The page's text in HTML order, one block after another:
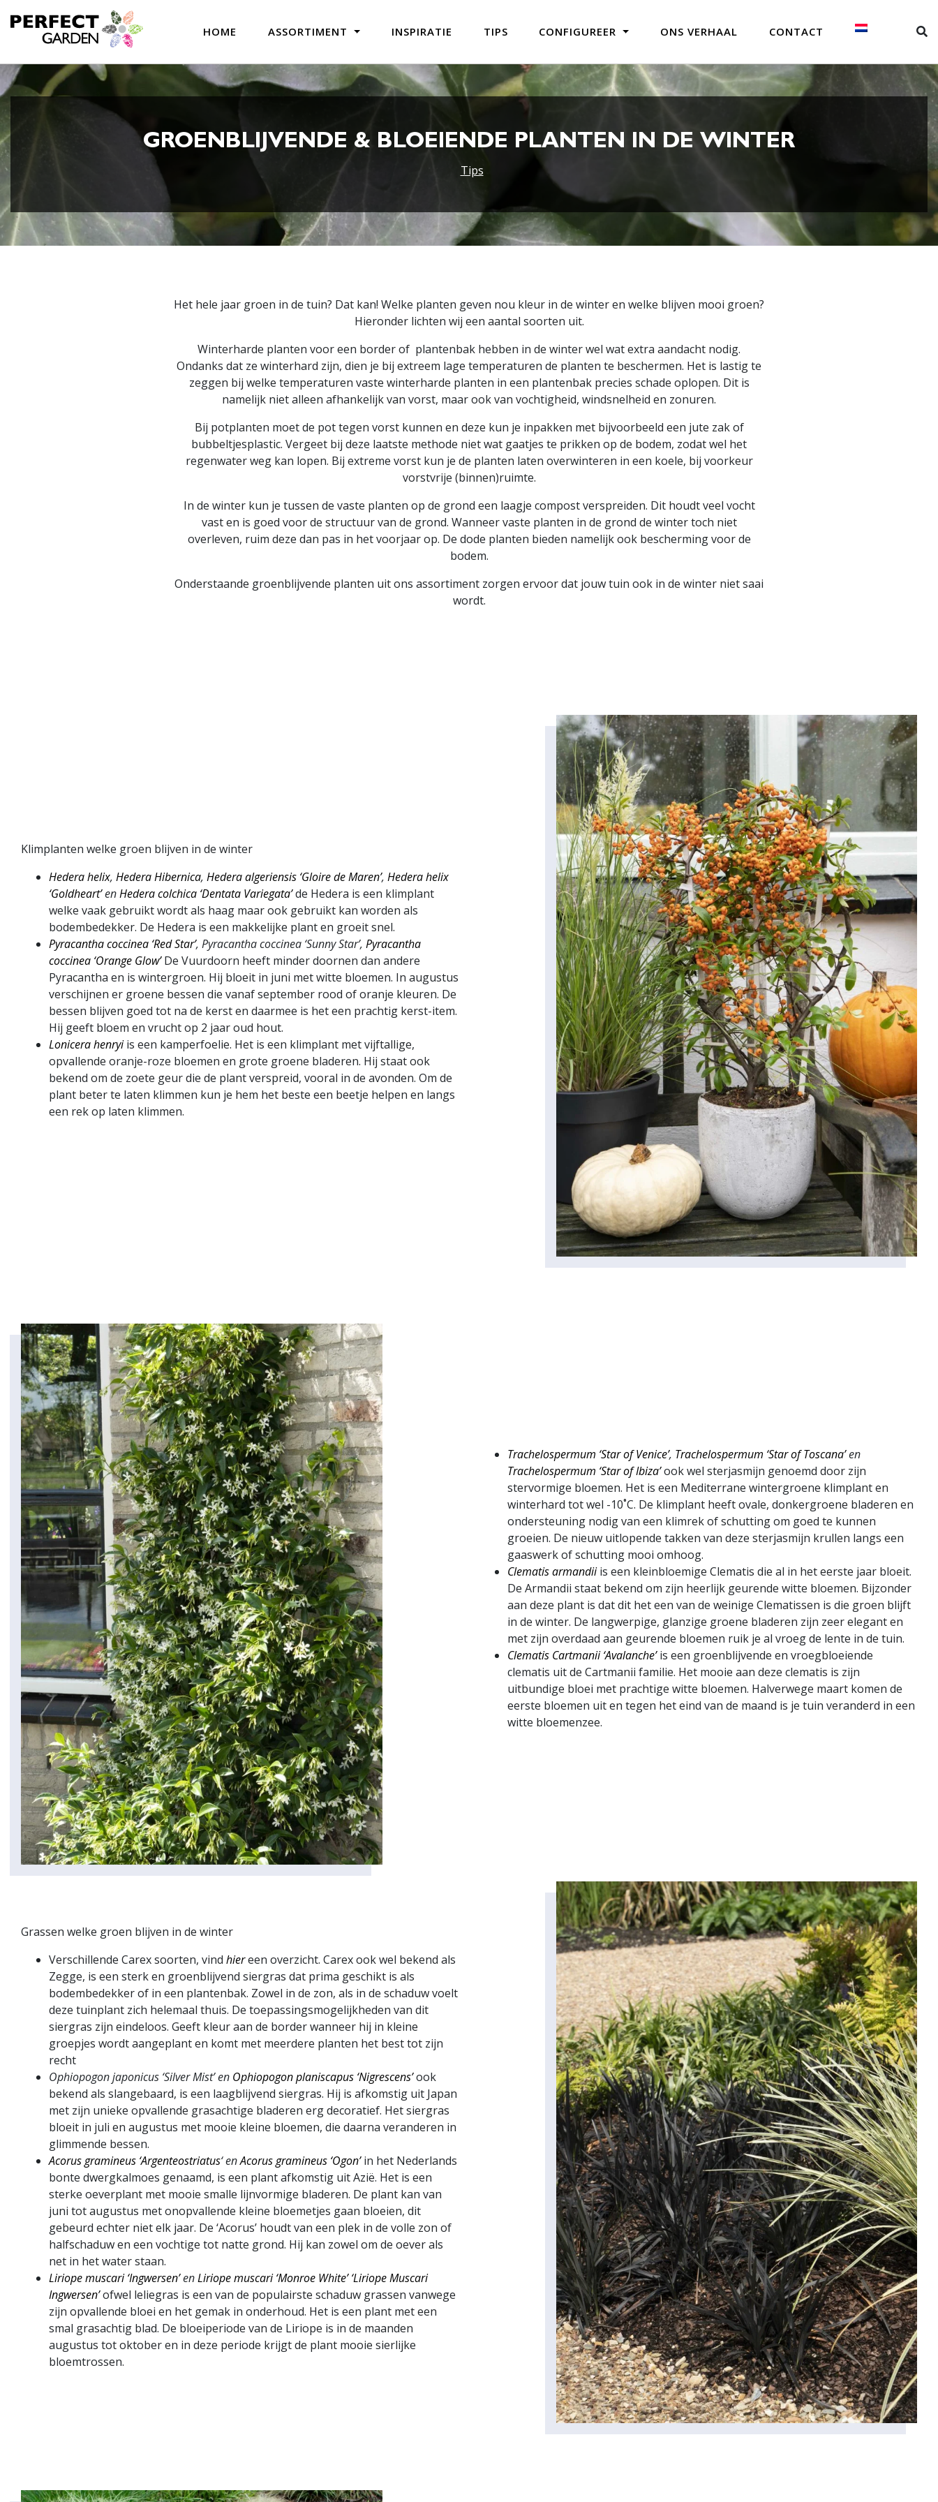
HOME ASSORTIMENT INSPIRATIE TIPS CONFIGUREER ONS VERHAAL CONTACT
GROENBLIJVENDE & BLOEIENDE PLANTEN IN DE WINTER
Tips
Het hele jaar groen in de tuin? Dat kan! Welke planten geven nou kleur in de winter en welke blijven mooi groen?
Hieronder lichten wij een aantal soorten uit.
Winterharde planten voor een border of plantenbak hebben in de winter wel wat extra aandacht nodig.
Ondanks dat ze winterhard zijn, dien je bij extreem lage temperaturen de planten te beschermen. Het is lastig te
zeggen bij welke temperaturen vaste winterharde planten in een plantenbak precies schade oplopen. Dit is
namelijk niet alleen afhankelijk van vorst, maar ook van vochtigheid, windsnelheid en zonuren.
Bij potplanten moet de pot tegen vorst kunnen en deze kun je inpakken met bijvoorbeeld een jute zak of
bubbeltjesplastic. Vergeet bij deze laatste methode niet wat gaatjes te prikken op de bodem, zodat wel het
regenwater weg kan lopen. Bij extreme vorst kun je de planten laten overwinteren in een koele, bij voorkeur
vorstvrije (binnen)ruimte.
In de winter kun je tussen de vaste planten op de grond een laagje compost verspreiden. Dit houdt veel vocht
vast en is goed voor de structuur van de grond. Wanneer vaste planten in de grond de winter toch niet
overleven, ruim deze dan pas in het voorjaar op. De dode planten bieden namelijk ook bescherming voor de
bodem.
Onderstaande groenblijvende planten uit ons assortiment zorgen ervoor dat jouw tuin ook in de winter niet saai
wordt.
Klimplanten welke groen blijven in de winter
Hedera helix, Hedera Hibernica, Hedera algeriensis ‘Gloire de Maren’, Hedera helix
‘Goldheart’enHedera colchica ‘Dentata Variegata’de Hedera is een klimplant
welke vaak gebruikt wordt als haag maar ook gebruikt kan worden als
bodembedekker. De Hedera is een makkelijke plant en groeit snel.
Pyracantha coccinea ‘Red Star’, Pyracantha coccinea ‘Sunny Star’, Pyracantha
coccinea ‘Orange Glow’De Vuurdoorn heeft minder doornen dan andere
Pyracantha en is wintergroen. Hij bloeit in juni met witte bloemen. In augustus
verschijnen er groene bessen die vanaf september rood of oranje kleuren. De
bessen blijven goed tot na de kerst en daarmee is het een prachtig kerst-item.
Hij geeft bloem en vrucht op 2 jaar oud hout.
Lonicera henryiis een kamperfoelie. Het is een klimplant met vijftallige,
opvallende oranje-roze bloemen en grote groene bladeren. Hij staat ook
bekend om de zoete geur die de plant verspreid, vooral in de avonden. Om de
plant beter te laten klimmen kun je hem het beste een beetje helpen en langs
een rek op laten klimmen.
Trachelospermum ‘Star of Venice’, Trachelospermum ‘Star of Toscana’en
Trachelospermum ‘Star of Ibiza’ook wel sterjasmijn genoemd door zijn
stervormige bloemen. Het is een Mediterrane wintergroene klimplant en
winterhard tot wel -10˚C. De klimplant heeft ovale, donkergroene bladeren en
ondersteuning nodig van een klimrek of schutting om goed te kunnen
groeien. De nieuw uitlopende takken van deze sterjasmijn krullen langs een
gaaswerk of schutting mooi omhoog.
Clematis armandiiis een kleinbloemige Clematis die al in het eerste jaar bloeit.
De Armandii staat bekend om zijn heerlijk geurende witte bloemen. Bijzonder
aan deze plant is dat dit het een van de weinige Clematissen is die groen blijft
in de winter. De langwerpige, glanzige groene bladeren zijn zeer elegant en
met zijn overdaad aan geurende bloemen ruik je al vroeg de lente in de tuin.
Clematis Cartmanii ‘Avalanche’ is een groenblijvende en vroegbloeiende
clematis uit de Cartmanii familie. Het mooie aan deze clematis is zijn
uitbundige bloei met prachtige witte bloemen. Halverwege maart komen de
eerste bloemen uit en tegen het eind van de maand is je tuin veranderd in een
witte bloemenzee.
Grassen welke groen blijven in de winter
Verschillende Carex soorten, vind hiereen overzicht. Carex ook wel bekend als
Zegge, is een sterk en groenblijvend siergras dat prima geschikt is als
bodembedekker of in een plantenbak. Zowel in de zon, als in de schaduw voelt
deze tuinplant zich helemaal thuis. De toepassingsmogelijkheden van dit
siergras zijn eindeloos. Geeft kleur aan de border wanneer hij in kleine
groepjes wordt aangeplant en komt met meerdere planten het best tot zijn
recht
Ophiopogon japonicus ‘Silver Mist’ en Ophiopogon planiscapus ‘Nigrescens’ook
bekend als slangebaard, is een laagblijvend siergras. Hij is afkomstig uit Japan
met zijn unieke opvallende grasachtige bladeren erg decoratief. Het siergras
bloeit in juli en augustus met mooie kleine bloemen, die daarna veranderen in
glimmende bessen.
Acorus gramineus ‘Argenteostriatus‘ enAcorus gramineus ‘Ogon’in het Nederlands
bonte dwergkalmoes genaamd, is een plant afkomstig uit Azië. Het is een
sterke oeverplant met mooie smalle lijnvormige bladeren. De plant kan van
juni tot augustus met onopvallende kleine bloemetjes gaan bloeien, dit
gebeurd echter niet elk jaar. De ‘Acorus’ houdt van een plek in de volle zon of
halfschaduw en een vochtige tot natte grond. Hij kan zowel om de oever als
net in het water staan.
Liriope muscari ‘Ingwersen’enLiriope muscari ‘Monroe White’ ‘Liriope Muscari
Ingwersen’ofwel leliegras is een van de populairste schaduw grassen vanwege
zijn opvallende bloei en het gemak in onderhoud. Het is een plant met een
smal grasachtig blad. De bloeiperiode van de Liriope is in de maanden
augustus tot oktober en in deze periode krijgt de plant mooie sierlijke
bloemtrossen.